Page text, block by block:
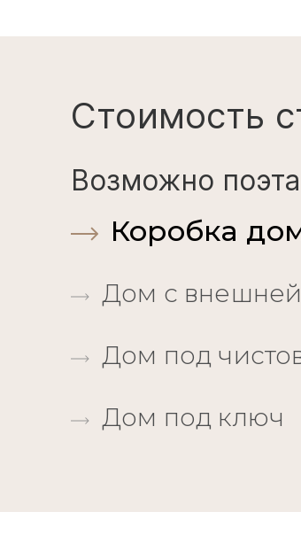
Стоимость
Возможно
Коробка
Дом с внешней
Дом под
Дом под ключ